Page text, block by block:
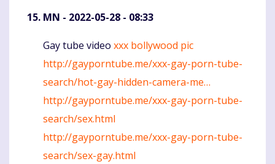
MN - 2022-05-28 - 08:33
Komentaras
Gay tube video xxx bollywood pic
http://gayporntube.me/xxx-gay-porn-tube-
search/hot-gay-hidden-camera-me…
http://gayporntube.me/xxx-gay-porn-tube-
search/sex.html
http://gayporntube.me/xxx-gay-porn-tube-
search/sex-gay.html